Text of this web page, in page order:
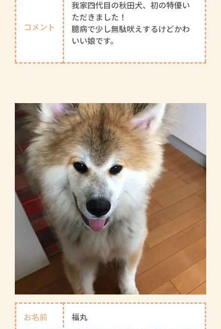
コメント
我家四代目の秋田犬、初の特優い
ただきました！
臆病で少し無駄吠えするけどかわ
いい娘です。
お名前 福丸